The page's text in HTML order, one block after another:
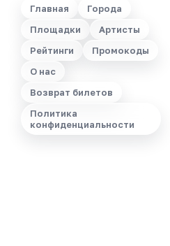
Главная
Города
Площадки
Артисты
Рейтинги
Промокоды
О нас
Возврат билетов
Политика
конфиденциальности